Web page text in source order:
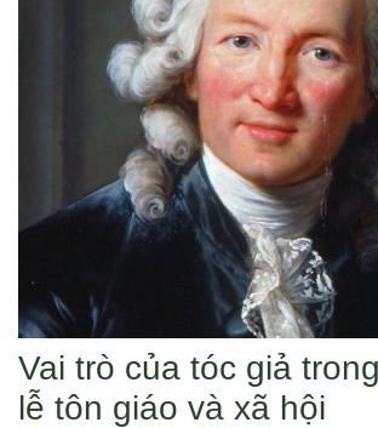
Vai trò của tóc giả
lễ tôn giáo và xã hội